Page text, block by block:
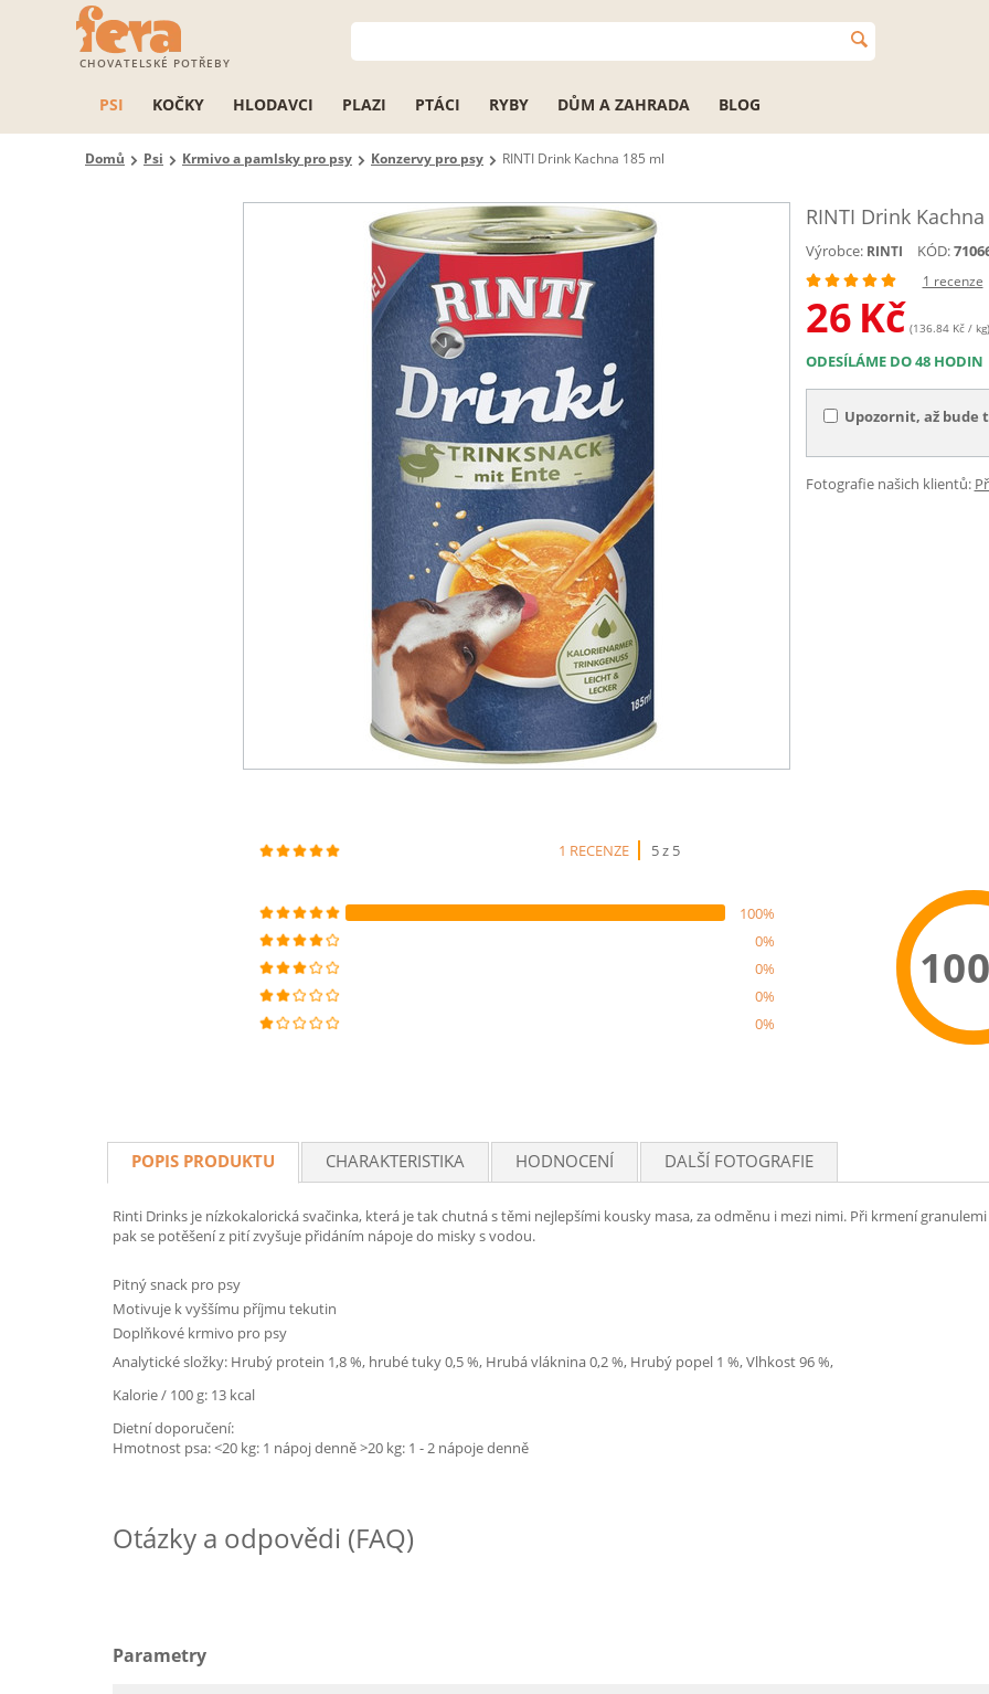
CHOVATELSKÉ POTŘEBY
PSI KOČKY HLODAVCI PLAZI PTÁCI RYBY DŮM A ZAHRADA BLOG
Domů Psi Krmivo a pamlsky pro psy Konzervy pro psy RINTI Drink Kachna 185 ml
RINTI Drink
Výrobce: RINTI KÓD:
1 recenze
26 Kč (136.84 Kč / kg)
ODESÍLÁME DO 48 HODIN
Upozornit, až bude
Fotografie našich klientů:
1 RECENZE 5 z 5
100%
0%
0%
0%
0%
POPIS PRODUKTU CHARAKTERISTIKA HODNOCENÍ DALŠÍ FOTOGRAFIE
Rinti Drinks je nízkokalorická svačinka, která je tak chutná s těmi nejlepšími kousky masa, za odměnu i mezi nimi. Při krmení
pak se potěšení z pití zvyšuje přidáním nápoje do misky s vodou.
Pitný snack pro psy
Motivuje k vyššímu příjmu tekutin
Doplňkové krmivo pro psy
Analytické složky: Hrubý protein 1,8 %, hrubé tuky 0,5 %, Hrubá vláknina 0,2 %, Hrubý popel 1 %, Vlhkost 96 %,
Kalorie / 100 g: 13 kcal
Dietní doporučení:
Hmotnost psa: <20 kg: 1 nápoj denně >20 kg: 1 - 2 nápoje denně
Otázky a odpovědi (FAQ)
Parametry